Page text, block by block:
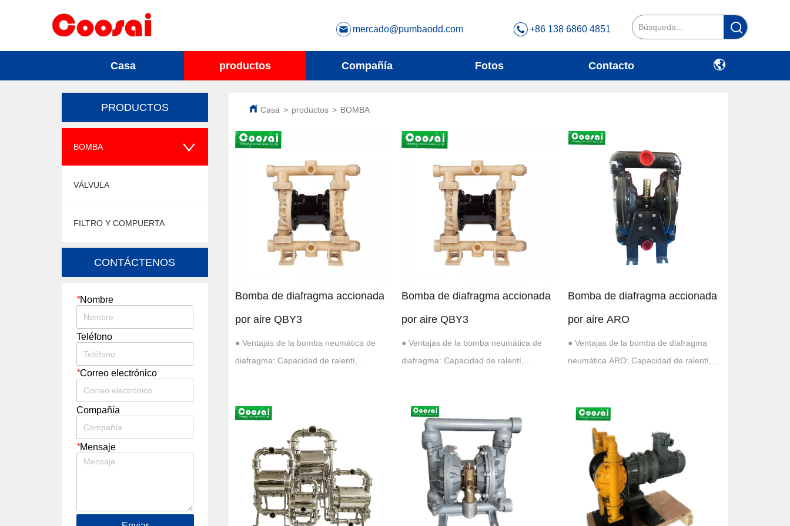
mercado@pumbaodd.com +86 138 6860 4851
Casa productos Compañía Fotos Contacto
PRODUCTOS
BOMBA
VÁLVULA
FILTRO Y COMPUERTA
CONTÁCTENOS
*Nombre
Teléfono
*Correo electrónico
Compañía
*Mensaje
Casa > productos > BOMBA
Bomba de diafragma accionada
por aire QBY3
● Ventajas de la bomba neumática de
diafragma: Capacidad de ralentí,
Proporciona un funcionamiento sin fugas
y sin hielo. Sección de aire recubierta de
epoxi para condiciones ambi...
Bomba de diafragma accionada
por aire QBY3
● Ventajas de la bomba neumática de
diafragma: Capacidad de ralentí,
Proporciona un funcionamiento sin fugas
y sin hielo. Sección de aire recubierta de
epoxi para condiciones ambi...
Bomba de diafragma accionada
por aire ARO
● Ventajas de la bomba de diafragma
neumática ARO: Capacidad de ralentí,
Proporciona un funcionamiento sin fugas
y sin hielo. Sección de aire recubierta de
epoxi para condiciones ...